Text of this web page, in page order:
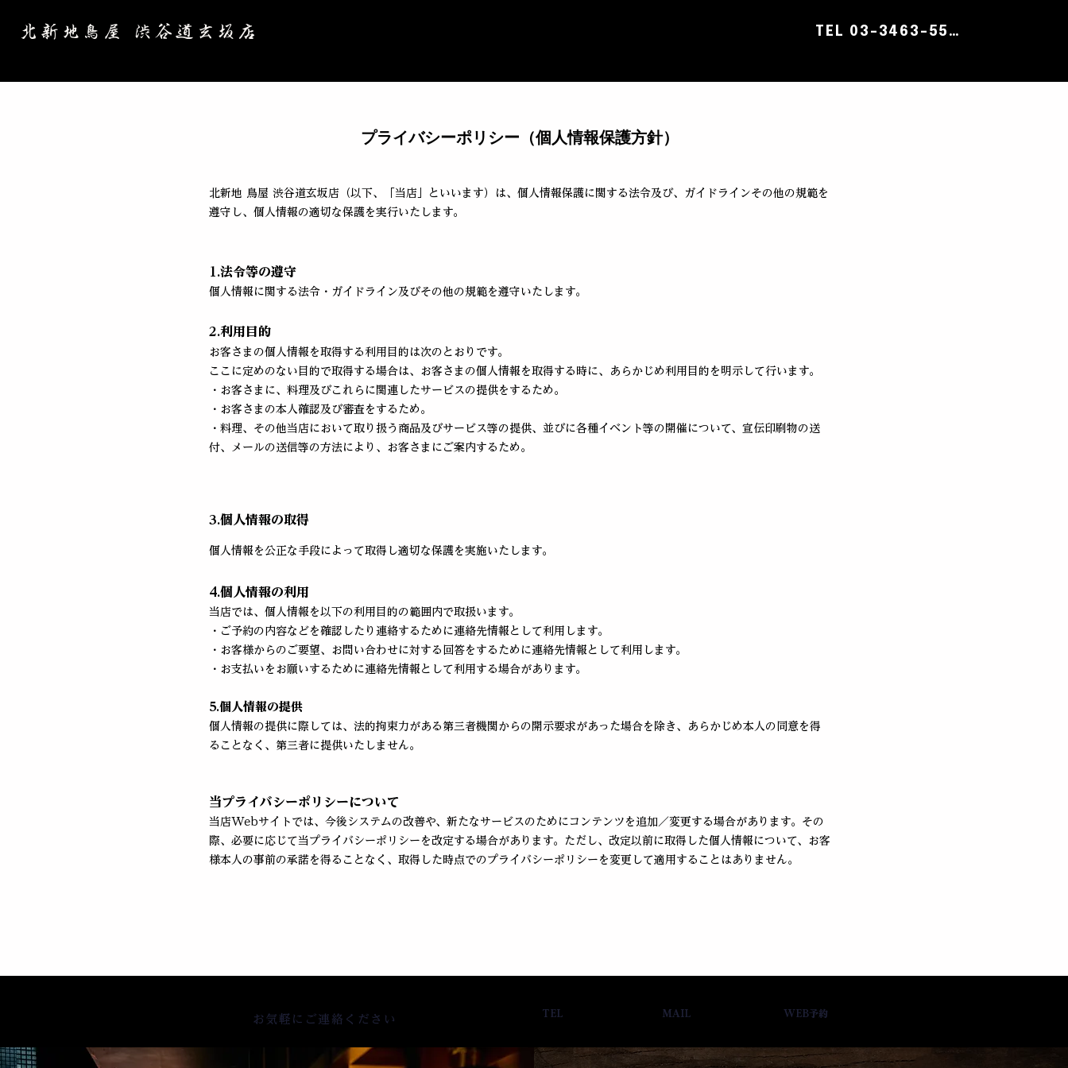
北新地鳥屋 渋谷道玄坂店 TEL 03-3463-5541
プライバシーポリシー（個人情報保護方針）
北新地 鳥屋 渋谷道玄坂店（以下、「当店」といいます）は、個人情報保護に関する法令及び、ガイドラインその他の規範を
遵守し、個人情報の適切な保護を実行いたします。
1.法令等の遵守
個人情報に関する法令・ガイドライン及びその他の規範を遵守いたします。
2.利用目的
お客さまの個人情報を取得する利用目的は次のとおりです。
ここに定めのない目的で取得する場合は、お客さまの個人情報を取得する時に、あらかじめ利用目的を明示して行います。
・お客さまに、料理及びこれらに関連したサービスの提供をするため。
・お客さまの本人確認及び審査をするため。
・料理、その他当店において取り扱う商品及びサービス等の提供、並びに各種イベント等の開催について、宣伝印刷物の送
付、メールの送信等の方法により、お客さまにご案内するため。
3.個人情報の取得
個人情報を公正な手段によって取得し適切な保護を実施いたします。
4.個人情報の利用
当店では、個人情報を以下の利用目的の範囲内で取扱います。
・ご予約の内容などを確認したり連絡するために連絡先情報として利用します。
・お客様からのご要望、お問い合わせに対する回答をするために連絡先情報として利用します。
・お支払いをお願いするために連絡先情報として利用する場合があります。
5.個人情報の提供
個人情報の提供に際しては、法的拘束力がある第三者機関からの開示要求があった場合を除き、あらかじめ本人の同意を得
ることなく、第三者に提供いたしません。
当プライバシーポリシーについて
当店Webサイトでは、今後システムの改善や、新たなサービスのためにコンテンツを追加／変更する場合があります。その
際、必要に応じて当プライバシーポリシーを改定する場合があります。ただし、改定以前に取得した個人情報について、お客
様本人の事前の承諾を得ることなく、取得した時点でのプライバシーポリシーを変更して適用することはありません。
お気軽にご連絡ください TEL MAIL WEB予約